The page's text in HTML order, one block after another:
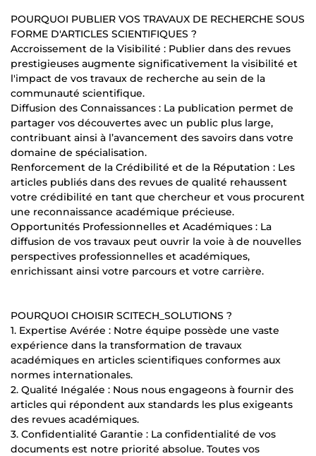
POURQUOI PUBLIER VOS TRAVAUX DE RECHERCHE SOUS
FORME D'ARTICLES SCIENTIFIQUES ?
Accroissement de la Visibilité : Publier dans des revues
prestigieuses augmente significativement la visibilité et
l'impact de vos travaux de recherche au sein de la
communauté scientifique.
Diffusion des Connaissances : La publication permet de
partager vos découvertes avec un public plus large,
contribuant ainsi à l’avancement des savoirs dans votre
domaine de spécialisation.
Renforcement de la Crédibilité et de la Réputation : Les
articles publiés dans des revues de qualité rehaussent
votre crédibilité en tant que chercheur et vous procurent
une reconnaissance académique précieuse.
Opportunités Professionnelles et Académiques : La
diffusion de vos travaux peut ouvrir la voie à de nouvelles
perspectives professionnelles et académiques,
enrichissant ainsi votre parcours et votre carrière.
POURQUOI CHOISIR SCITECH_SOLUTIONS ?
1. Expertise Avérée : Notre équipe possède une vaste
expérience dans la transformation de travaux
académiques en articles scientifiques conformes aux
normes internationales.
2. Qualité Inégalée : Nous nous engageons à fournir des
articles qui répondent aux standards les plus exigeants
des revues académiques.
3. Confidentialité Garantie : La confidentialité de vos
documents est notre priorité absolue. Toutes vos